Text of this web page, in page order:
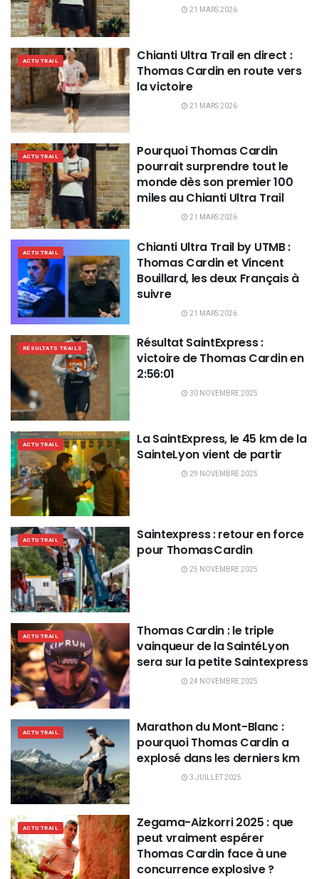
21 MARS 2026
ACTU TRAIL
Chianti Ultra Trail en direct :
Thomas Cardin en route vers
la victoire
21 MARS 2026
ACTU TRAIL
Pourquoi Thomas Cardin
pourrait surprendre tout le
monde dès son premier 100
miles au Chianti Ultra Trail
21 MARS 2026
ACTU TRAIL
Chianti Ultra Trail by UTMB :
Thomas Cardin et Vincent
Bouillard, les deux Français à
suivre
21 MARS 2026
RÉSULTATS TRAILS
Résultat SaintExpress :
victoire de Thomas Cardin en
2:56:01
30 NOVEMBRE 2025
ACTU TRAIL
La SaintExpress, le 45 km de la
SainteLyon vient de partir
29 NOVEMBRE 2025
ACTU TRAIL
Saintexpress : retour en force
pour Thomas Cardin
25 NOVEMBRE 2025
ACTU TRAIL
Thomas Cardin : le triple
vainqueur de la SaintéLyon
sera sur la petite Saintexpress
24 NOVEMBRE 2025
ACTU TRAIL
Marathon du Mont-Blanc :
pourquoi Thomas Cardin a
explosé dans les derniers km
3 JUILLET 2025
ACTU TRAIL
Zegama-Aizkorri 2025 : que
peut vraiment espérer
Thomas Cardin face à une
concurrence explosive ?